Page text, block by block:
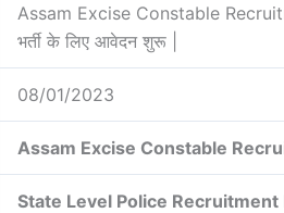
Assam Excise Constable
भर्ती के लिए आवेदन शुरू |
08/01/2023
Assam Excise Constable
State Level Police Recruitment